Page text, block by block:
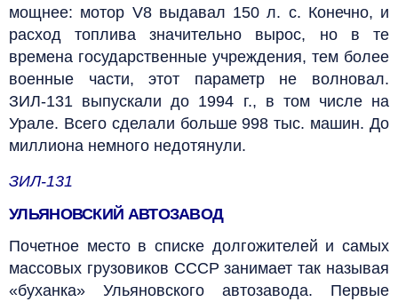
мощнее: мотор V8 выдавал 150 л. с. Конечно, и
расход топлива значительно вырос, но в те
времена государственные учреждения, тем более
военные части, этот параметр не волновал.
ЗИЛ-131 выпускали до 1994 г., в том числе на
Урале. Всего сделали больше 998 тыс. машин. До
миллиона немного недотянули.
ЗИЛ-131
УЛЬЯНОВСКИЙ АВТОЗАВОД
Почетное место в списке долгожителей и самых
массовых грузовиков СССР занимает так называя
«буханка» Ульяновского автозавода. Первые